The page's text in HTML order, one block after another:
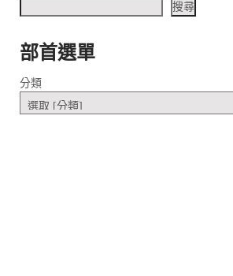
搜尋
部首選單
分類